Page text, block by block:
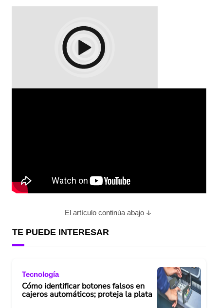
El artículo continúa abajo
TE PUEDE INTERESAR
Tecnología
Cómo identificar botones falsos en
cajeros automáticos; proteja la plata